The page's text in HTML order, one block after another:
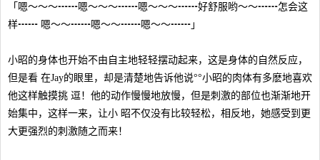
「嗯～～～┅┅嗯～～～┅┅嗯～～～┅┅好舒服哟～～┅┅怎会这
样┅┅ 嗯～～┅┅嗯～～┅┅嗯～～┅┅」
小昭的身体也开始不由自主地轻轻摆动起来，这是身体的自然反应，
但是看 在Jay的眼里，却是清楚地告诉他说°°小昭的肉体有多麽地喜欢
他这样触摸挑 逗！他的动作慢慢地放慢，但是刺激的部位也渐渐地开
始集中，这样一来，让小 昭不仅没有比较轻松，相反地，她感受到更
大更强烈的刺激随之而来！